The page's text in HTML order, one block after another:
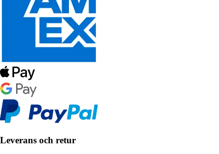
Leverans och retur